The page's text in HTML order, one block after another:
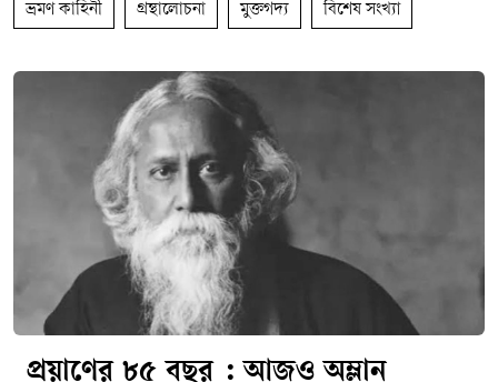
ভ্রমণ কাহিনী গ্রন্থালোচনা মুক্তগদ্য বিশেষ সংখ্যা
প্রয়াণের ৮৫ বছর : আজও অম্লান